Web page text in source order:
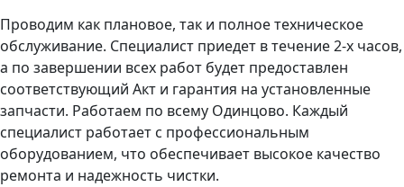
Проводим как плановое, так и полное техническое
обслуживание. Специалист приедет в течение 2-х часов,
а по завершении всех работ будет предоставлен
соответствующий Акт и гарантия на установленные
запчасти. Работаем по всему Одинцово. Каждый
специалист работает с профессиональным
оборудованием, что обеспечивает высокое качество
ремонта и надежность чистки.